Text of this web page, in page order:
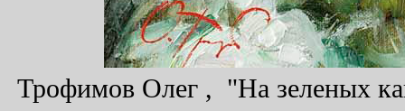
Трофимов Олег , "На зеленых